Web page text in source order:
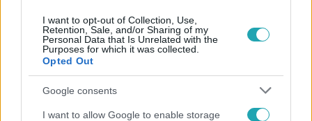
I want to opt-out of Collection, Use,
Retention, Sale, and/or Sharing of my
Personal Data that Is Unrelated with the
Purposes for which it was collected.
Opted Out
Google consents
I want to allow Google to enable storage